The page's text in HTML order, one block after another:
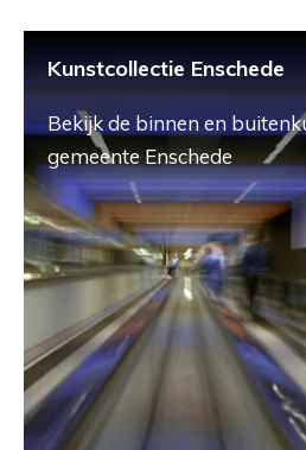
Kunstcollectie Enschede
Bekijk de binnen en
gemeente Enschede